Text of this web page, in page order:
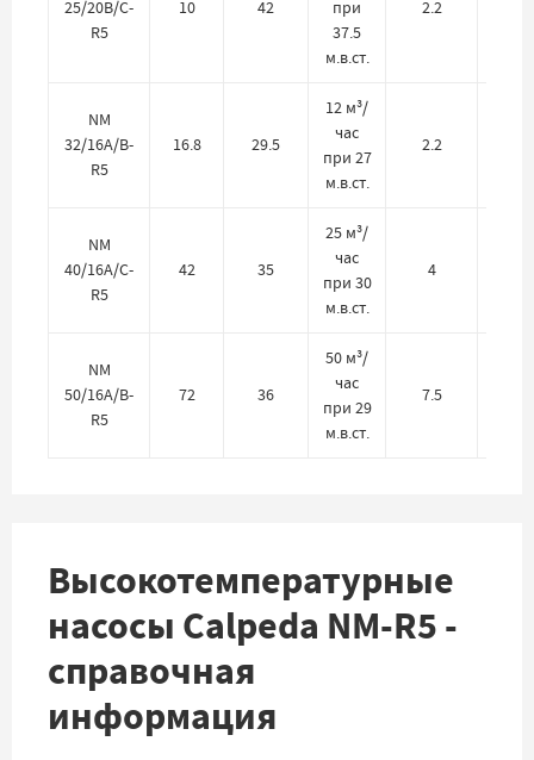
25/20B/C-
R5
10 42
при
37.5
м.в.ст.
2.2
NM
32/16A/B-
R5
16.8 29.5
12 м³/
час
при 27
м.в.ст.
2.2
NM
40/16A/C-
R5
42 35
25 м³/
час
при 30
м.в.ст.
4
NM
50/16A/B-
R5
72 36
50 м³/
час
при 29
м.в.ст.
7.5
Высокотемпературные
насосы Calpeda NM-R5 -
справочная
информация